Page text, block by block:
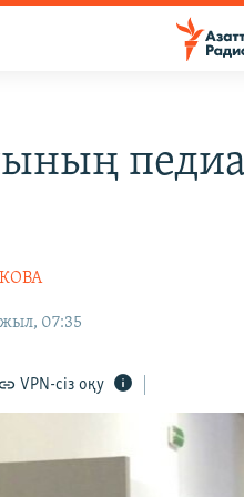
07:35
VPN-сіз оқу